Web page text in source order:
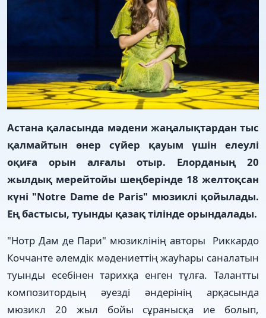
Астана қаласында мәдени жаңалықтардан тыс
қалмайтын өнер сүйер қауым үшін елеулі
оқиға орын алғалы отыр. Елорданың 20
жылдық мерейтойы шеңберінде 18 желтоқсан
күні "Notre Dame de Paris" мюзиклі қойылады.
Ең бастысы, туынды қазақ тілінде орындалады.
"Нотр Дам де Пари" мюзиклінің авторы Риккардо
Коччанте әлемдік мәдениеттің жауһары саналатын
туынды есебінен тарихқа енген тұлға. Талантты
композитордың әуезді әндерінің арқасында
мюзикл 20 жыл бойы сұранысқа ие болып,